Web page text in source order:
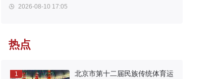
2026-08-10 17:05
热点
1
北京市第十二届民族传统体育运